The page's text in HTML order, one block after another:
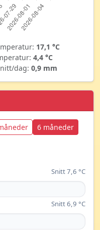
17,1 °C
4,4 °C
dag: 0,9 mm
6 måneder
Snitt 7,6 °C
Snitt 6,9 °C